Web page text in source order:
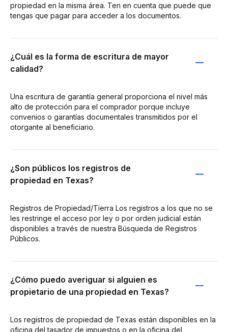
propiedad en la misma área. Ten en cuenta que puede que
tengas que pagar para acceder a los documentos.
¿Cuál es la forma de escritura de mayor
calidad?
Una escritura de garantía general proporciona el nivel más
alto de protección para el comprador porque incluye
convenios o garantías documentales transmitidos por el
otorgante al beneficiario.
¿Son públicos los registros de
propiedad en Texas?
Registros de Propiedad/Tierra Los registros a los que no se
les restringe el acceso por ley o por orden judicial están
disponibles a través de nuestra Búsqueda de Registros
Públicos.
¿Cómo puedo averiguar si alguien es
propietario de una propiedad en Texas?
Los registros de propiedad de Texas están disponibles en la
oficina del tasador de impuestos o en la oficina del